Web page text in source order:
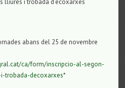
abans del 25 de novembre
ca/form/inscripcio-al-segon-
trobada-decoxarxes*